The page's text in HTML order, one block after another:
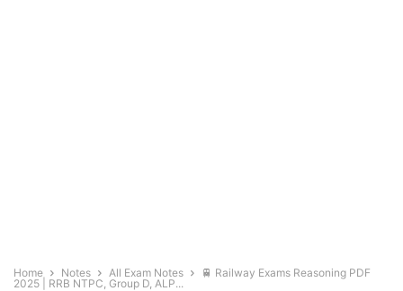
Home Notes All Exam Notes
🚆 Railway Exams Reasoning PDF
2025 | RRB NTPC, Group D, ALP...